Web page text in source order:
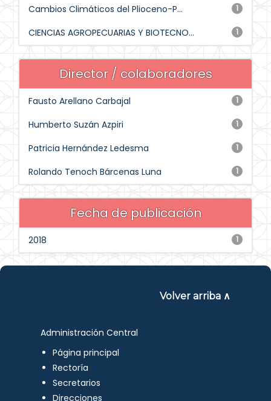
1
Cambios Climáticos del Plioceno-P...
1
CIENCIAS AGROPECUARIAS Y BIOTECNO...
Director / colaboradores
1
Fausto Arellano Carbajal
1
Humberto Suzán Azpiri
1
Patricia Hernández Ledesma
1
Rolando Tenoch Bárcenas Luna
Fecha de publicación
1
2018
Volver arriba ∧
Administración Central
Página principal
Rectoría
Secretarios
Direcciones